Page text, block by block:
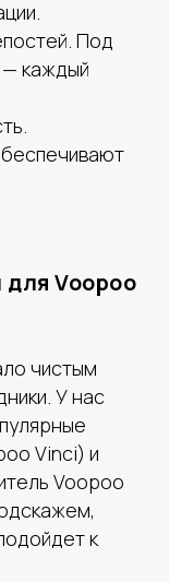
Под
— каждый
Voopoo
чистым
У нас
Vinci) и
Voopoo
к